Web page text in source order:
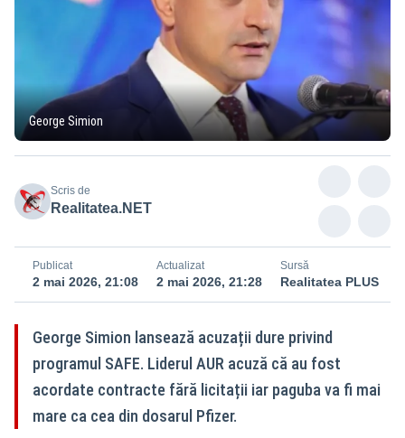
George Simion
Scris de
Realitatea.NET
Publicat
2 mai 2026, 21:08
Actualizat
2 mai 2026, 21:28
Sursă
Realitatea PLUS
George Simion lansează acuzații dure privind
programul SAFE. Liderul AUR acuză că au fost
acordate contracte fără licitații iar paguba va fi mai
mare ca cea din dosarul Pfizer.